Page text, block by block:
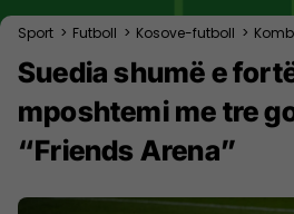
Sport > Futboll > Kosove-futboll >
Suedia shumë e
mposhtemi me tre
“Friends Arena”